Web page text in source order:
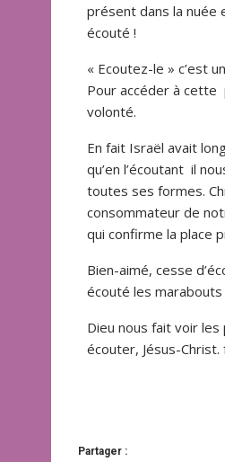
présent dans la nuée
écouté !
« Ecoutez-le » c’est
Pour accéder à cette
volonté.
En fait Israël avait
qu’en l’écoutant il
toutes ses formes.
consommateur de
qui confirme la place
Bien-aimé, cesse
écouté les
Dieu nous fait voir les
écouter, Jésus-
Partager :